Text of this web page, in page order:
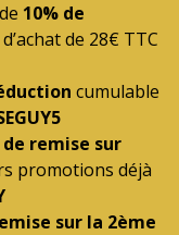
10% de
de 28€ TTC
cumulable
de remise sur
promotions déjà
sur la 2ème